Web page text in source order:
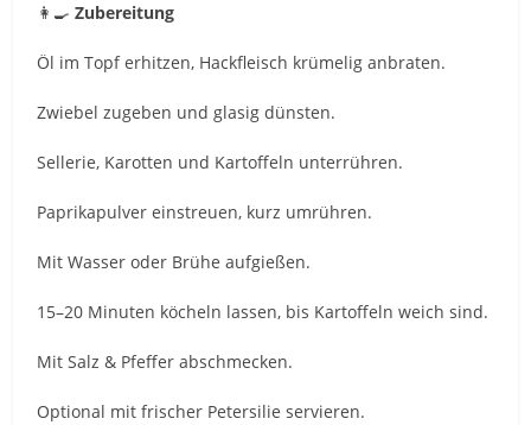
👩‍🍳Zubereitung
Öl im Topf erhitzen, Hackfleisch krümelig anbraten.
Zwiebel zugeben und glasig dünsten.
Sellerie, Karotten und Kartoffeln unterrühren.
Paprikapulver einstreuen, kurz umrühren.
Mit Wasser oder Brühe aufgießen.
15–20 Minuten köcheln lassen, bis Kartoffeln weich sind.
Mit Salz & Pfeffer abschmecken.
Optional mit frischer Petersilie servieren.